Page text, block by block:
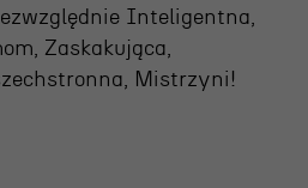
Inteligentna,
Zaskakująca,
Mistrzyni!